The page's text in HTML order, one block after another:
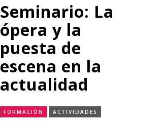
Seminario: La
ópera y la
puesta de
escena en la
actualidad
FORMACIÓN ACTIVIDADES